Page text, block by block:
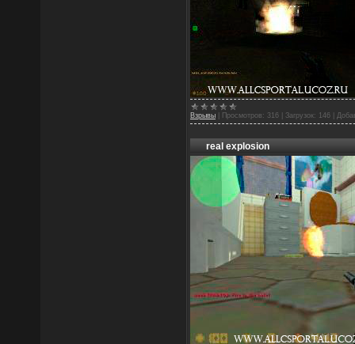
Взрывы Просмотров: 316 Загрузок: 146
real explosion